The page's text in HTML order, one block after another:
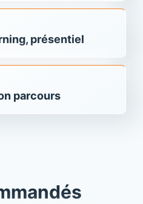
présentiel
parcours